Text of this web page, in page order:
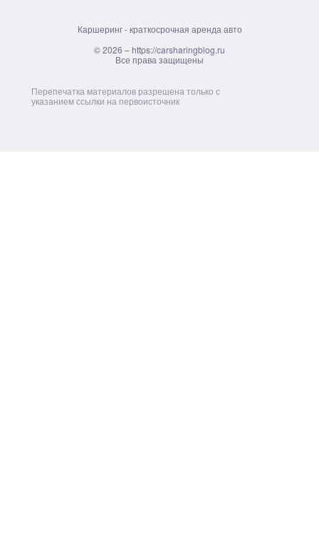
Каршеринг - краткосрочная аренда авто
© 2026 – https://carsharingblog.ru
Все права защищены
Перепечатка материалов разрешена только с
указанием ссылки на первоисточник